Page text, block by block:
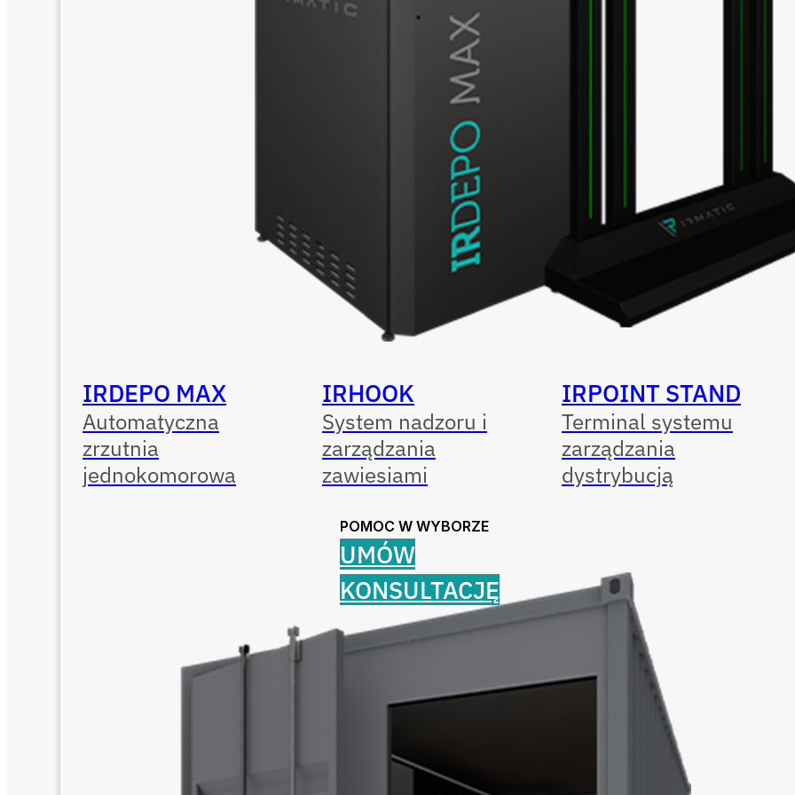
IRDEPO MAX
Automatyczna
zrzutnia
jednokomorowa
IRHOOK
System nadzoru i
zarządzania
zawiesiami
IRPOINT STAND
Terminal systemu
zarządzania
dystrybucją
POMOC W WYBORZE
UMÓW
KONSULTACJĘ